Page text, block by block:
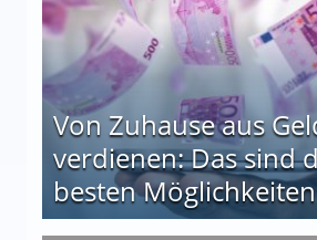
Von Zuhause aus
verdienen: Das sind
besten Möglichkeiten